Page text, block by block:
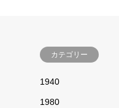
カテゴリー
1940
1980